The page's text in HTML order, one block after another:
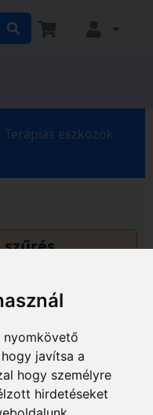
nyomkövető
javítsa a
hogy személyre
hirdetéseket
Terápiás eszközök